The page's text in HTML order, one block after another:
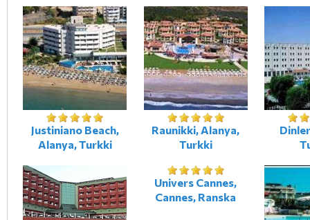
Justiniano Beach,
Alanya, Turkki
Raunikki, Alanya,
Turkki
Univers Cannes,
Cannes, Ranska